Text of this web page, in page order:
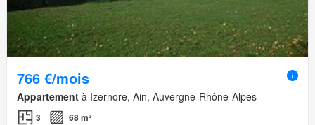
766 €/mois
Appartement à Izernore, Ain, Auvergne-Rhône-Alpes
3 68 m²